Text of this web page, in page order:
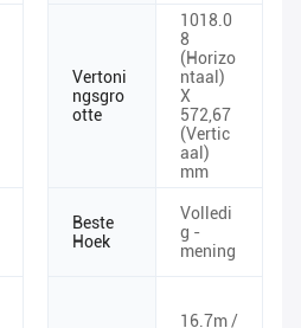
Vertoni
ngsgro
otte
1018.0
8
(Horizo
ntaal)
X
572,67
(Vertic
aal)
mm
Beste
Hoek
Volledi
g -
mening
16.7m /